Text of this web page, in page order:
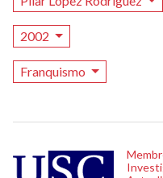
2002
Franquismo